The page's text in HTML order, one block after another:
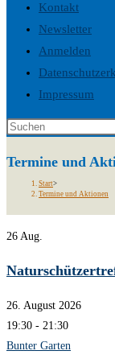
umschalten
Kontakt
Newsletter
Anmelden
Impressum
Termine und
Start>
Termine und Aktionen
26 Aug.
26. August 2026
19:30 - 21:30
Bunter Garten